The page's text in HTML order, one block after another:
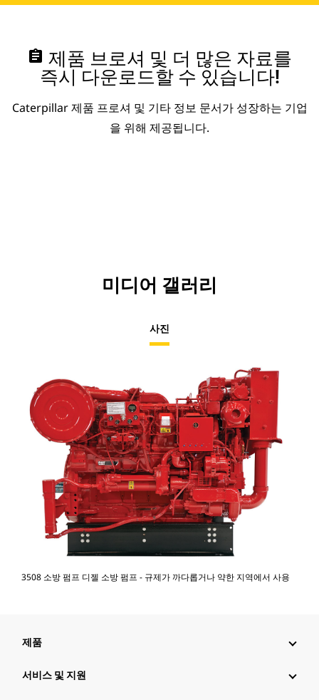
assignment 제품 브로셔 및 더 많은 자료를
즉시 다운로드할 수 있습니다!
Caterpillar 제품 프로셔 및 기타 정보 문서가 성장하는 기업
을 위해 제공됩니다.
미디어 갤러리
사진
3508 소방 펌프 디젤 소방 펌프 - 규제가 까다롭거나 약한 지역에서 사용
제품
서비스 및 지원